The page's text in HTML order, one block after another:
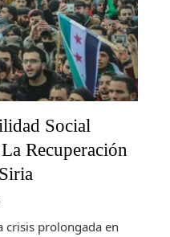
Social
Recuperación
crisis prolongada en